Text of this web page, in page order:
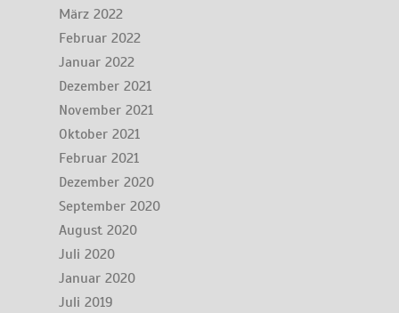
März 2022
Februar 2022
Januar 2022
Dezember 2021
November 2021
Oktober 2021
Februar 2021
Dezember 2020
September 2020
August 2020
Juli 2020
Januar 2020
Juli 2019